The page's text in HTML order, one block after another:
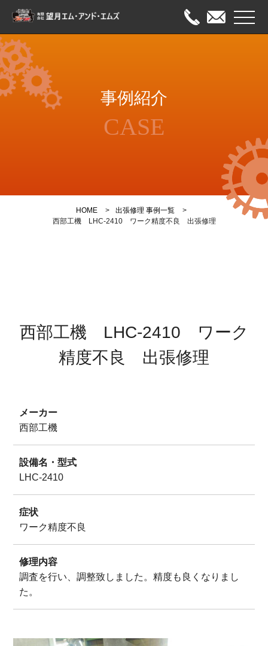
メニ
HOME
出張修理
オーバーホール
事例紹介
会社案内
事例紹介
CASE
HOME
出張修理 事例一覧
西部工機 LHC-2410 ワーク精度不良 出張修理
西部工機 LHC-2410 ワーク
精度不良 出張修理
メーカー
西部工機
設備名・型式
LHC-2410
症状
ワーク精度不良
修理内容
調査を行い、調整致しました。精度も良くなりまし
た。